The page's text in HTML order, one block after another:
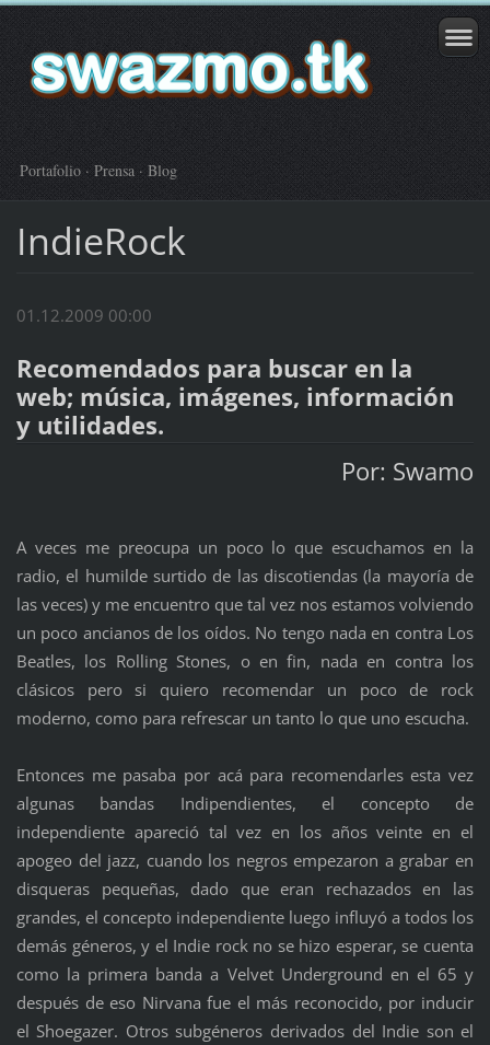
Portafolio · Prensa · Blog
IndieRock
01.12.2009 00:00
Recomendados para buscar en la
web; música, imágenes, información
y utilidades.
Por: Swamo
A veces me preocupa un poco lo que escuchamos en la
radio, el humilde surtido de las discotiendas (la mayoría de
las veces) y me encuentro que tal vez nos estamos volviendo
un poco ancianos de los oídos. No tengo nada en contra Los
Beatles, los Rolling Stones, o en fin, nada en contra los
clásicos pero si quiero recomendar un poco de rock
moderno, como para refrescar un tanto lo que uno escucha.
Entonces me pasaba por acá para recomendarles esta vez
algunas bandas Indipendientes, el concepto de
independiente apareció tal vez en los años veinte en el
apogeo del jazz, cuando los negros empezaron a grabar en
disqueras pequeñas, dado que eran rechazados en las
grandes, el concepto independiente luego influyó a todos los
demás géneros, y el Indie rock no se hizo esperar, se cuenta
como la primera banda a Velvet Underground en el 65 y
después de eso Nirvana fue el más reconocido, por inducir
el Shoegazer. Otros subgéneros derivados del Indie son el